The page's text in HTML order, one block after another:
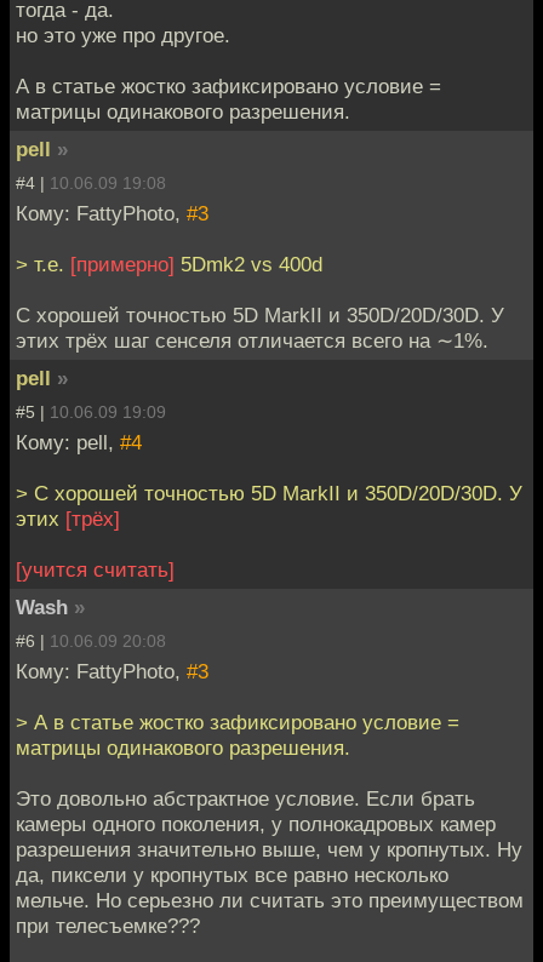
тогда - да.
но это уже про другое.
А в статье жостко зафиксировано условие =
матрицы одинакового разрешения.
pell »
#4 | 10.06.09 19:08
Кому: FattyPhoto, #3
> т.е. [примерно] 5Dmk2 vs 400d
С хорошей точностью 5D MarkII и 350D/20D/30D. У
этих трёх шаг сенселя отличается всего на ∼1%.
pell »
#5 | 10.06.09 19:09
Кому: pell, #4
> С хорошей точностью 5D MarkII и 350D/20D/30D. У
этих [трёх]
[учится считать]
Wash »
#6 | 10.06.09 20:08
Кому: FattyPhoto, #3
> А в статье жостко зафиксировано условие =
матрицы одинакового разрешения.
Это довольно абстрактное условие. Если брать
камеры одного поколения, у полнокадровых камер
разрешения значительно выше, чем у кропнутых. Ну
да, пиксели у кропнутых все равно несколько
мельче. Но серьезно ли считать это преимуществом
при телесъемке???